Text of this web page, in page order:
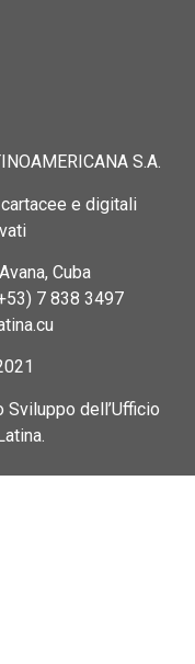
S.A.
e digitali
Cuba
7 838 3497
dell’Ufficio